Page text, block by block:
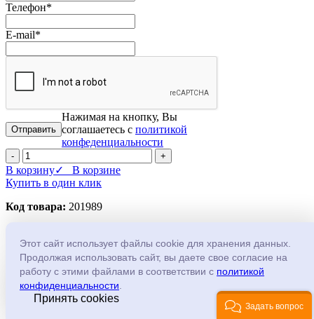
Телефон*
E-mail*
Нажимая на кнопку, Вы
соглашаетесь с политикой
конфеденциальности
- +
В корзину✓ В корзине
Купить в один клик
Код товара: 201989
TS-1A блок питания
Производитель:
Tantos
TS-1A - Источник стабилизированного питания 12В, 1А,
коннектор (клеммная колодка) в комплекте. 85х49х32мм
Этот сайт использует файлы cookie для хранения данных.
Продолжая использовать сайт, вы даете свое согласие на
работу с этими файлами в соответствии с политикой
конфиденциальности
Принять cookies
Задать вопрос